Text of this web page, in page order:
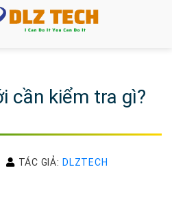
cần kiểm tra gì?
TÁC GIẢ: DLZTECH